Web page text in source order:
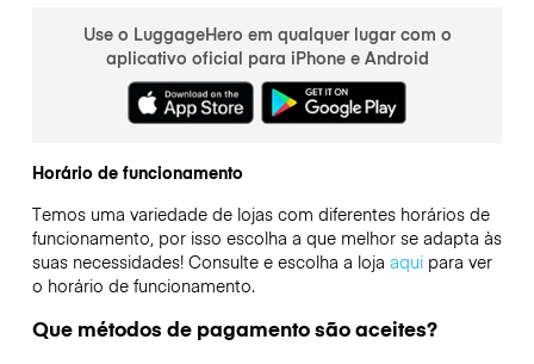
Use o LuggageHero em qualquer lugar com o
aplicativo oficial para iPhone e Android
Horário de funcionamento
Temos uma variedade de lojas com diferentes horários de
funcionamento, por isso escolha a que melhor se adapta às
suas necessidades! Consulte e escolha a loja aquipara ver
o horário de funcionamento.
Que métodos de pagamento são aceites?